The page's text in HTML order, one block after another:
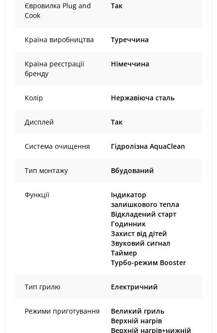
Євровилка Plug and
Cook
Так
Країна виробництва Туреччина
Країна реєстрації
бренду
Німеччина
Колір Нержавіюча сталь
Дисплей Так
Система очищення Гідролізна AquaClean
Тип монтажу Вбудований
Функції
Індикатор
залишкового тепла
Відкладений старт
Годинник
Захист від дітей
Звуковий сигнал
Таймер
Турбо-режим Booster
Тип грилю Електричний
Режими приготування
Великий гриль
Верхній нагрів
Верхній нагрів+нижній